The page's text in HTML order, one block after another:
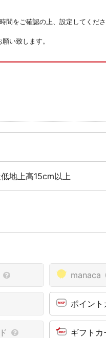
間をご確認の上、設定してくだ
い致します。
地上高15cm以上
manaca
ポイン
ギフト